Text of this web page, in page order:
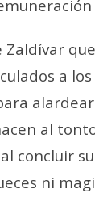
a
al
concluir
ni